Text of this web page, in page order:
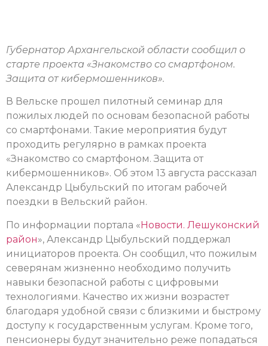
Губернатор Архангельской области сообщил о
старте проекта «Знакомство со смартфоном.
Защита от кибермошенников».
В Вельске прошел пилотный семинар для
пожилых людей по основам безопасной работы
со смартфонами. Такие мероприятия будут
проходить регулярно в рамках проекта
«Знакомство со смартфоном. Защита от
кибермошенников». Об этом 13 августа рассказал
Александр Цыбульский по итогам рабочей
поездки в Вельский район.
По информации портала «Новости. Лешуконский
район», Александр Цыбульский поддержал
инициаторов проекта. Он сообщил, что пожилым
северянам жизненно необходимо получить
навыки безопасной работы с цифровыми
технологиями. Качество их жизни возрастет
благодаря удобной связи с близкими и быстрому
доступу к государственным услугам. Кроме того,
пенсионеры будут значительно реже попадаться